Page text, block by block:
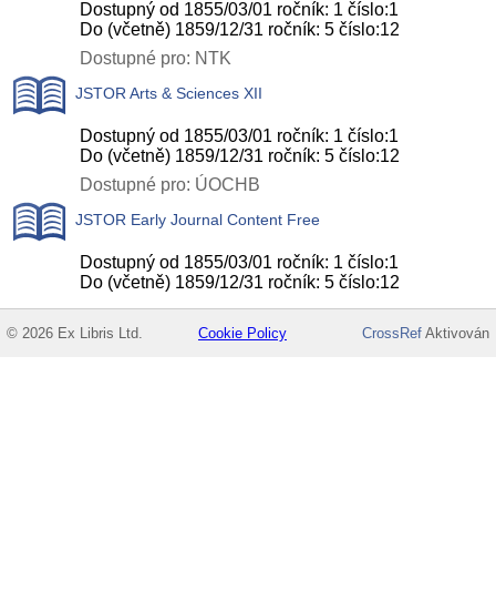
Dostupný od 1855/03/01 ročník: 1 číslo:1
Do (včetně) 1859/12/31 ročník: 5 číslo:12
Dostupné pro: NTK
JSTOR Arts & Sciences XII
Dostupný od 1855/03/01 ročník: 1 číslo:1
Do (včetně) 1859/12/31 ročník: 5 číslo:12
Dostupné pro: ÚOCHB
JSTOR Early Journal Content Free
Dostupný od 1855/03/01 ročník: 1 číslo:1
Do (včetně) 1859/12/31 ročník: 5 číslo:12
© 2026 Ex Libris Ltd. Cookie Policy CrossRefAktivován